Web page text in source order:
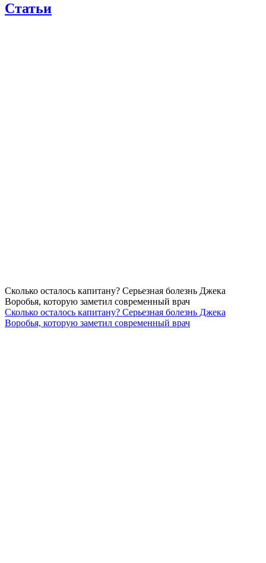
Статьи
Сколько осталось капитану? Серьезная болезнь Джека
Воробья, которую заметил современный врач
Сколько осталось капитану? Серьезная болезнь Джека
Воробья, которую заметил современный врач